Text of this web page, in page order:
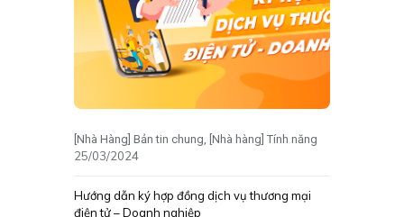
[Nhà Hàng] Bản tin chung [Nhà hàng] Tính năng
25/03/2024
Hướng dẫn ký hợp đồng dịch vụ thương mại
điện tử – Doanh nghiệp